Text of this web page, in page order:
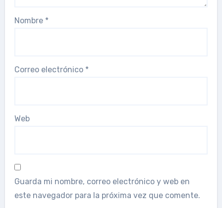
Nombre *
Correo electrónico *
Web
Guarda mi nombre, correo electrónico y web en
este navegador para la próxima vez que comente.